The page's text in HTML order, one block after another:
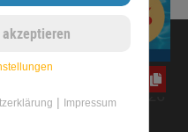
shop.de
© 2009-2026
| Impressum